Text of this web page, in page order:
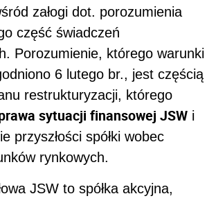
załogi dot. porozumienia
część świadczeń
Porozumienie, którego warunki
6 lutego br., jest częścią
restrukturyzacji, którego
sytuacji finansowej JSW i
przyszłości spółki wobec
rynkowych.
JSW to spółka akcyjna,